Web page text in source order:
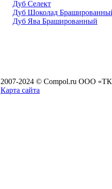
Дуб Селект
Дуб Шоколад
Дуб Ява Брашированный
2007-2024 © Compol.ru ООО «ТК
Карта сайта